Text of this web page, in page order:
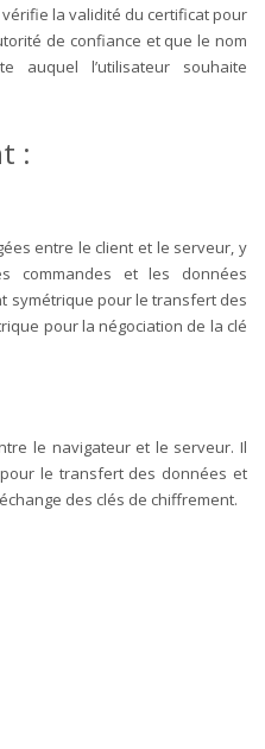
la validité du certificat pour
de confiance et que le nom
auquel l’utilisateur souhaite
:
entre le client et le serveur, y
commandes et les données
symétrique pour le transfert des
pour la négociation de la clé
le navigateur et le serveur. Il
le transfert des données et
des clés de chiffrement.